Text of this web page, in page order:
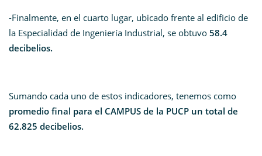
-Finalmente, en el cuarto lugar, ubicado frente al edificio de
la Especialidad de Ingeniería Industrial, se obtuvo 58.4
decibelios.
Sumando cada uno de estos indicadores, tenemos como
promedio final para el CAMPUS de la PUCP un total de
62.825 decibelios.